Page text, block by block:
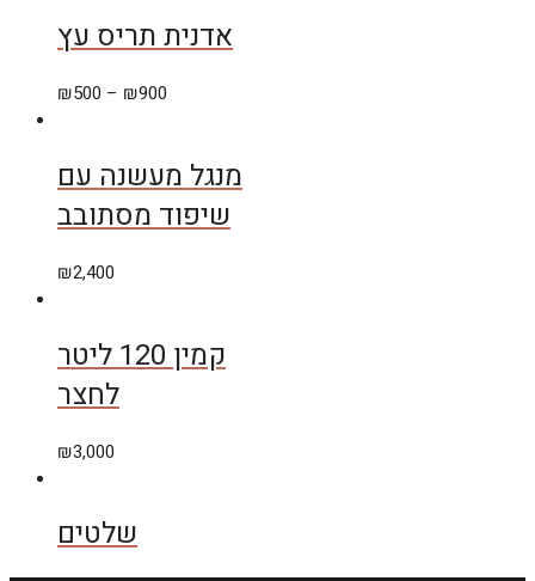
אדנית תריס עץ
₪500 – ₪900
מנגל מעשנה עם
שיפוד מסתובב
₪2,400
קמין 120 ליטר
לחצר
₪3,000
שלטים